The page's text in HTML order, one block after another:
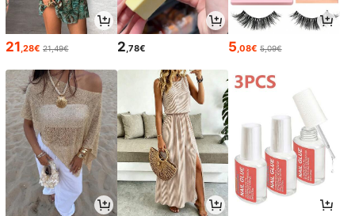
21,28€ 21,49€ 2,78€ 5,08€ 5,09€